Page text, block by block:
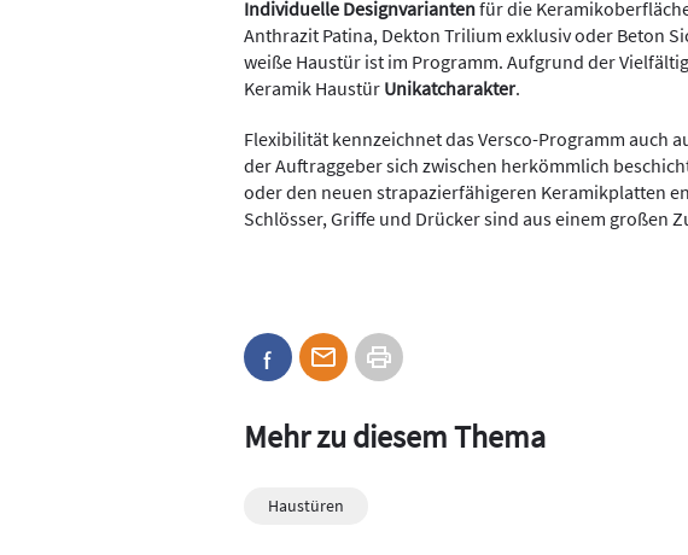
Individuelle Designvariantenfür die
Anthrazit Patina, Dekton Trilium exklusiv oder Beton
weiße Haustür ist im Programm. Aufgrund der
Keramik Haustür Unikatcharakter.
Flexibilität kennzeichnet das Versco-Programm auch
der Auftraggeber sich zwischen herkömmlich
oder den neuen strapazierfähigeren Keramikplatten
Schlösser, Griffe und Drücker sind aus einem großen
Mehr zu diesem Thema
Haustüren